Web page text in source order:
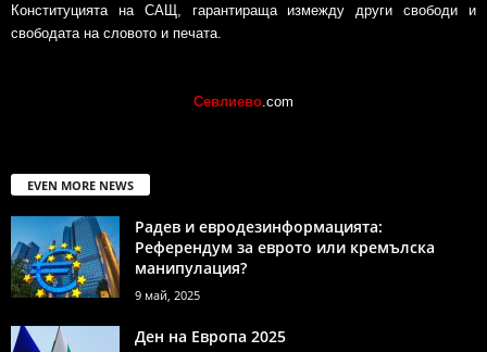
Конституцията на САЩ, гарантираща измежду други свободи и
свободата на словото и печата.
Севлиево .com
EVEN MORE NEWS
Радев и евродезинформацията:
Референдум за еврото или кремълска
манипулация?
9 май, 2025
Ден на Европа 2025